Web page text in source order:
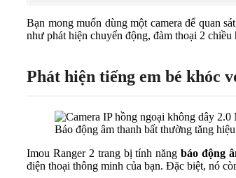
Bạn mong muốn dùng một camera để quan
như phát hiện chuyển động, đàm thoại 2
Phát hiện tiếng em bé khóc
Báo động âm thanh bất thường tăng
Imou Ranger 2 trang bị tính năngbáo động
điện thoại thông minh của bạn. Đặc biệt, nó